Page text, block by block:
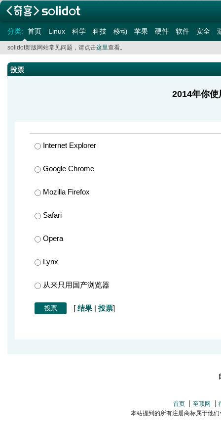
分类: 首页 Linux 科学 科技 移动 苹果 硬件 软件 安全
solidot新版网站常见问题，请点击这里查看。
投票
2014年你
Internet Explorer
Google Chrome
Mozilla Firefox
Safari
Opera
Lynx
从来只用国产浏览器
[ 结果 | 投票]
首页 至顶网
本站提到的所有注册商标属于他